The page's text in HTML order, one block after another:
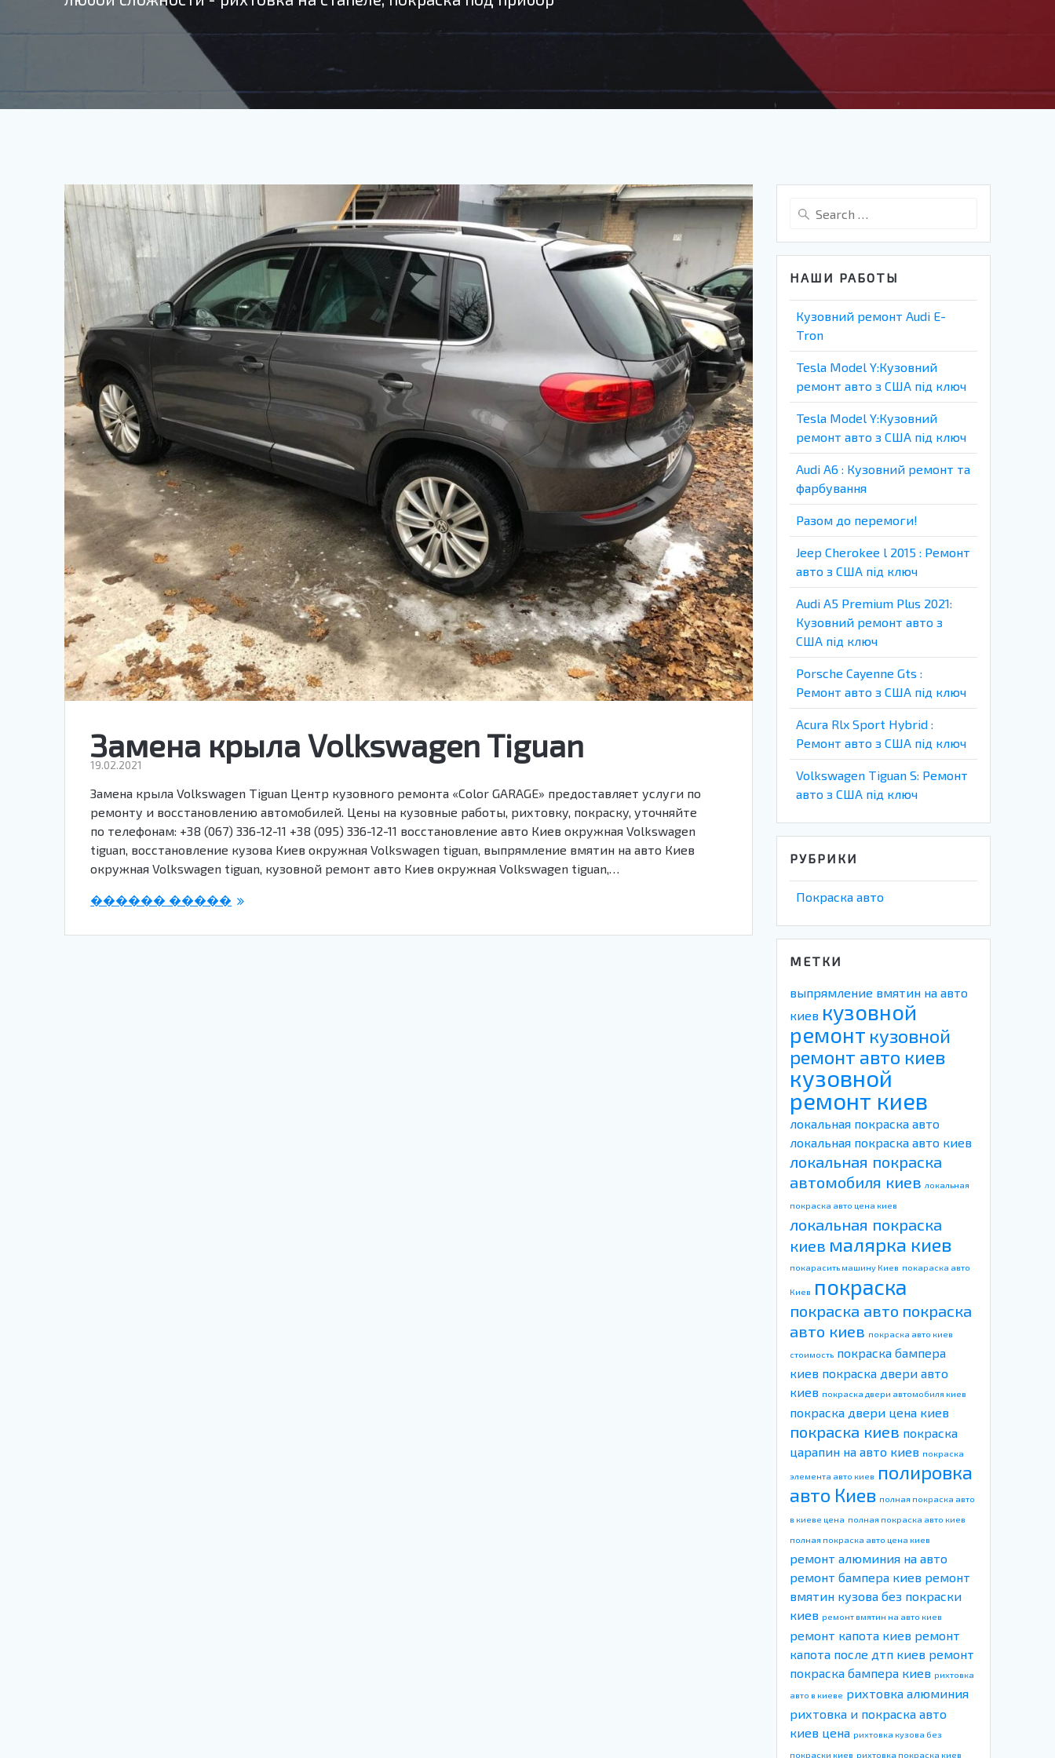
Замена крыла Volkswagen Tiguan
19.02.2021
Замена крыла Volkswagen Tiguan Центр кузовного ремонта «Color GARAGE» предоставляет услуги по
ремонту и восстановлению автомобилей. Цены на кузовные работы, рихтовку, покраску, уточняйте
по телефонам: +38 (067) 336-12-11 +38 (095) 336-12-11 восстановление авто Киев окружная Volkswagen
tiguan, восстановление кузова Киев окружная Volkswagen tiguan, выпрямление вмятин на авто Киев
окружная Volkswagen tiguan, кузовной ремонт авто Киев окружная Volkswagen tiguan,…
������ �����
Search
НАШИ РАБОТЫ
Кузовний ремонт Audi E-
Tron
Tesla Model Y:Кузовний
ремонт авто з США під ключ
Tesla Model Y:Кузовний
ремонт авто з США під ключ
Audi A6 : Кузовний ремонт та
фарбування
Разом до перемоги!
Jeep Cherokee l 2015 : Ремонт
авто з США під ключ
Audi A5 Premium Plus 2021:
Кузовний ремонт авто з
США під ключ
Porsche Cayenne Gts :
Ремонт авто з США під ключ
Acura Rlx Sport Hybrid :
Ремонт авто з США під ключ
Volkswagen Tiguan S: Ремонт
авто з США під ключ
РУБРИКИ
Покраска авто
МЕТКИ
выпрямление вмятин на авто
киев кузовной
ремонт кузовной
ремонт авто киев
кузовной
ремонт киев
локальная покраска авто
локальная покраска авто киев
локальная покраска
автомобиля киев локальная
покраска авто цена киев
локальная покраска
киев малярка киев
покарасить машину Киев покараска авто
Киев покраска
покраска авто покраска
авто киев покраска авто киев
стоимость покраска бампера
киев покраска двери авто
киев покраска двери автомобиля киев
покраска двери цена киев
покраска киев покраска
царапин на авто киев покраска
элемента авто киев полировка
авто Киев полная покраска авто
в киеве цена полная покраска авто киев
полная покраска авто цена киев
ремонт алюминия на авто
ремонт бампера киев ремонт
вмятин кузова без покраски
киев ремонт вмятин на авто киев
ремонт капота киев ремонт
капота после дтп киев ремонт
покраска бампера киев рихтовка
авто в киеве рихтовка алюминия
рихтовка и покраска авто
киев цена рихтовка кузова без
покраски киев рихтовка покраска киев